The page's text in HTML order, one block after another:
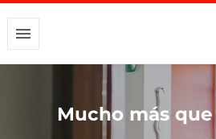
Mucho más